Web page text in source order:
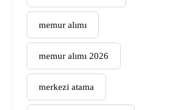
memur alımı
memur alımı 2026
merkezi atama